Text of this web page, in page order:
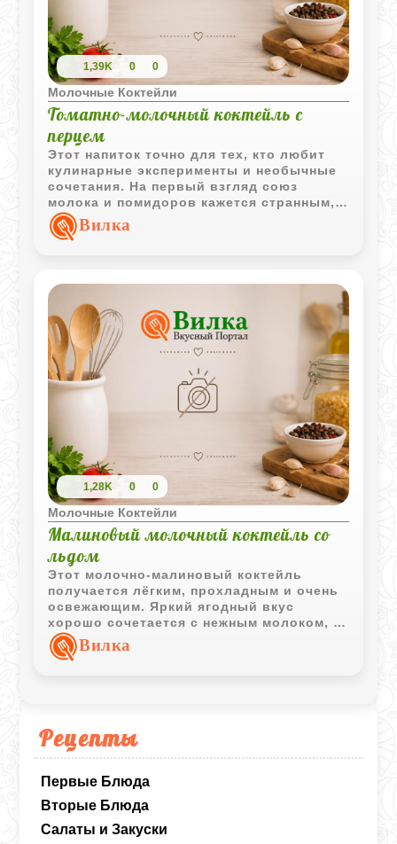
Рецепты
Первые Блюда
Вторые Блюда
Салаты и Закуски
1,39K 0 0
Молочные Коктейли
Томатно-молочный коктейль с
перцем
Этот напиток точно для тех, кто любит
кулинарные эксперименты и необычные
сочетания. На первый взгляд союз
молока и помидоров кажется странным,
но на деле получается что-то вроде
жидкого холодного супа или очень
побольше свежемолотого перца. Главное
- использовать всё прямо из
холодильника.
Вилка
1,28K 0 0
Молочные Коктейли
Малиновый молочный коктейль со
льдом
Этот молочно-малиновый коктейль
получается лёгким, прохладным и очень
освежающим. Яркий ягодный вкус
хорошо сочетается с нежным молоком, а
лёд делает напиток особенно приятным в
жаркий день.
Вилка